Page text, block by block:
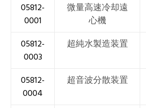
05812-
0001
微量高速冷却遠
心機
05812-
0003
超純水製造装置
05812-
0004
超音波分散装置